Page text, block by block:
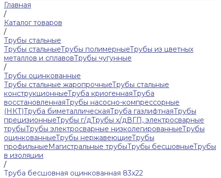
Главная
/
Каталог товаров
/
Трубы стальные
Трубы стальныеТрубы полимерныеТрубы из цветных
металлов и сплавовТрубы чугунные
/
Трубы оцинкованные
Трубы стальные жаропрочныеТрубы стальные
конструкционныеТруба криогеннаяТруба
восстановленнаяТрубы насосно-компрессорные
(НКТ)Труба биметаллическаяТруба газлифтнаяТрубы
прецизионныеТрубы г/дТрубы х/дВГП, электросварные
трубыТрубы электросварные низколегированныеТрубы
оцинкованныеТрубы нержавеющиеТрубы
профильныеМагистральные трубыТрубы бесшовныеТрубы
в изоляции
/
Труба бесшовная оцинкованная 83х22